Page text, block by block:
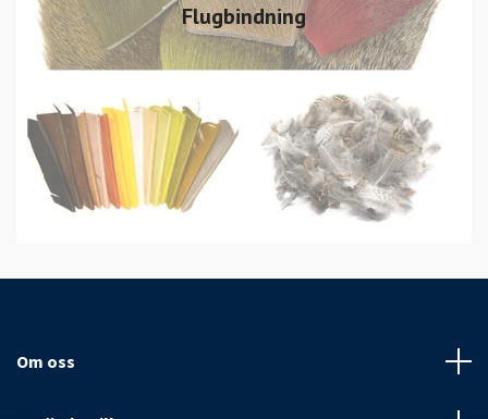
Flugbindning
Om oss